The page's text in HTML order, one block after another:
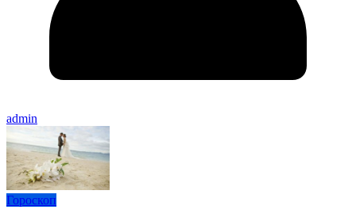
admin
Гороскоп